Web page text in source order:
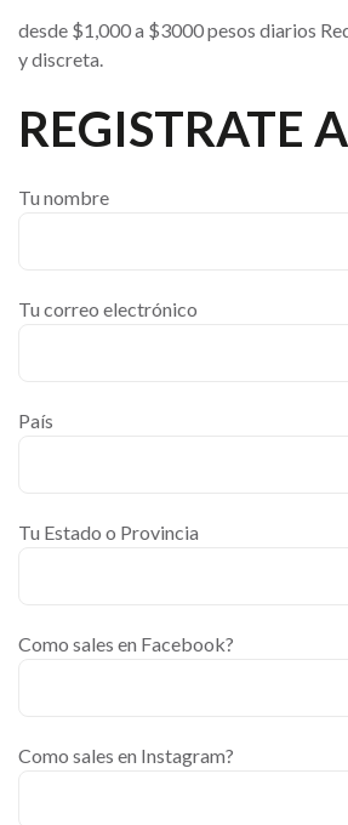
desde $1,000 a $3000 pesos diarios
y discreta.
REGISTRATE
Tu nombre
Tu correo electrónico
País
Tu Estado o Provincia
Como sales en Facebook?
Como sales en Instagram?